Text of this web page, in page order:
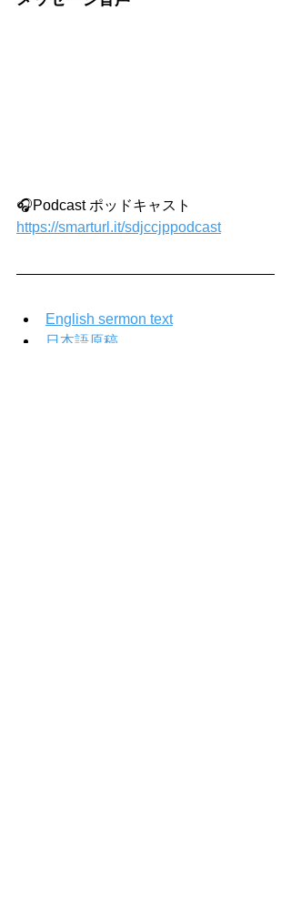
🎧Podcast ポッドキャスト
https://smarturl.it/sdjccjppodcast
English sermon text
日本語原稿